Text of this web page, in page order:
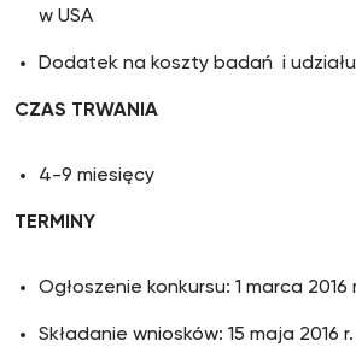
w USA
Dodatek na koszty badań i
CZAS TRWANIA
4-9 miesięcy
TERMINY
Ogłoszenie konkursu: 1 marca 2016
Składanie wniosków: 15 maja 2016 r.